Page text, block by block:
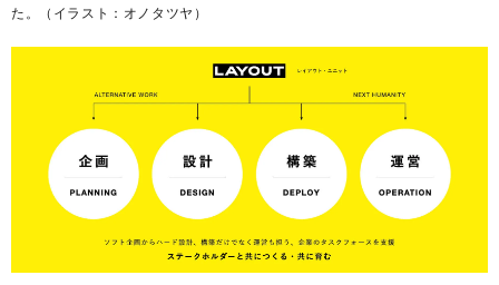
た。（イラスト：オノタツヤ）